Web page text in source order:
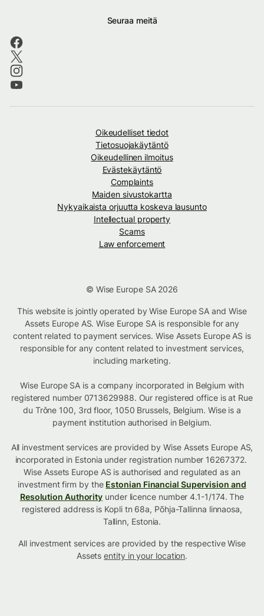
Seuraa meitä
Oikeudelliset tiedot
Tietosuojakäytäntö
Oikeudellinen ilmoitus
Evästekäytäntö
Complaints
Maiden sivustokartta
Nykyaikaista orjuutta koskeva lausunto
Intellectual property
Scams
Law enforcement
© Wise Europe SA 2026
This website is jointly operated by Wise Europe SA and Wise
Assets Europe AS. Wise Europe SA is responsible for any
content related to payment services. Wise Assets Europe AS is
responsible for any content related to investment services,
including marketing.
Wise Europe SA is a company incorporated in Belgium with
registered number 0713629988. Our registered office is at Rue
du Trône 100, 3rd floor, 1050 Brussels, Belgium. Wise is a
payment institution authorised in Belgium.
All investment services are provided by Wise Assets Europe AS,
incorporated in Estonia under registration number 16267372.
Wise Assets Europe AS is authorised and regulated as an
investment firm by the Estonian Financial Supervision and
Resolution Authority under licence number 4.1-1/174. The
registered address is Kopli tn 68a, Põhja-Tallinna linnaosa,
Tallinn, Estonia.
All investment services are provided by the respective Wise
Assetsentity in your location.